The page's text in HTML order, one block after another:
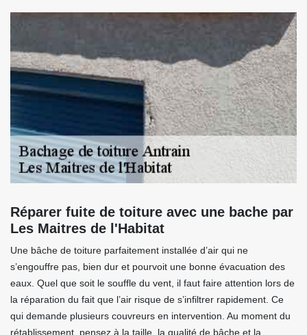
Réparer fuite de toiture avec une bache par
Les Maitres de l'Habitat
Une bâche de toiture parfaitement installée d’air qui ne
s’engouffre pas, bien dur et pourvoit une bonne évacuation des
eaux. Quel que soit le souffle du vent, il faut faire attention lors de
la réparation du fait que l’air risque de s’infiltrer rapidement. Ce
qui demande plusieurs couvreurs en intervention. Au moment du
rétablissement, pensez à la taille, la qualité de bâche et la